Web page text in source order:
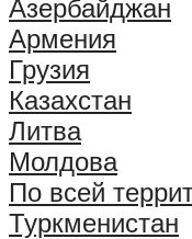
Азербайджан
Армения
Грузия
Казахстан
Литва
Молдова
По всей
Туркменистан